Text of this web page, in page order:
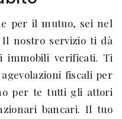
per il mutuo, sei nel
nostro servizio ti dà
immobili verificati. Ti
fiscali per
per te tutti gli attori
bancari. Il tuo